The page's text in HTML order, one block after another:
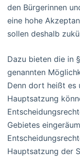
den Bürgerinnen
eine hohe
sollen deshalb
Dazu bieten die in
genannten
Denn dort heißt es
Hauptsatzung
Gebietes
Hauptsatzung der